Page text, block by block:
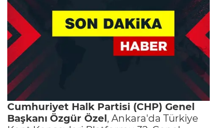
Cumhuriyet Halk Partisi (CHP) Genel
Başkanı Özgür Özel, Ankara'da Türkiye